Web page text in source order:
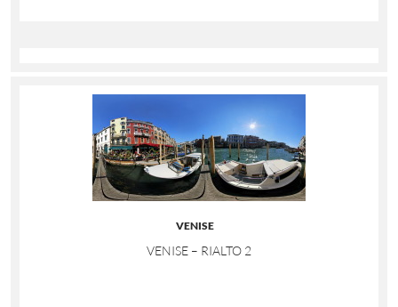
VENISE
VENISE – RIALTO 2